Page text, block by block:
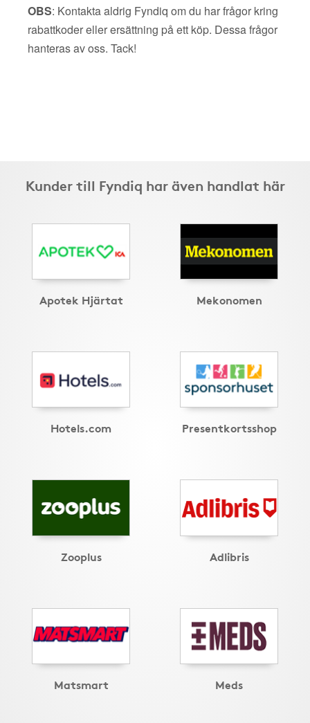
OBS: Kontakta aldrig Fyndiq om du har frågor kring
rabattkoder eller ersättning på ett köp. Dessa frågor
hanteras av oss. Tack!
Kunder till Fyndiq har även handlat här
Apotek Hjärtat Mekonomen
Hotels.com Presentkortsshop
Zooplus Adlibris
Matsmart Meds